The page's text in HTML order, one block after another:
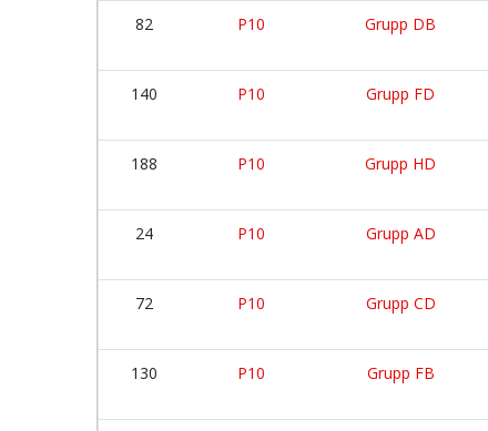
82 P10 Grupp DB
140 P10 Grupp FD
188 P10 Grupp HD
24 P10 Grupp AD
72 P10 Grupp CD
130 P10 Grupp FB